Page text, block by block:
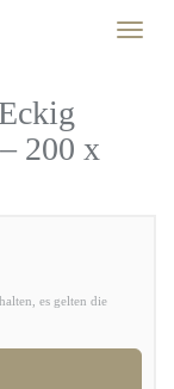
Toggle
200 x
es gelten die